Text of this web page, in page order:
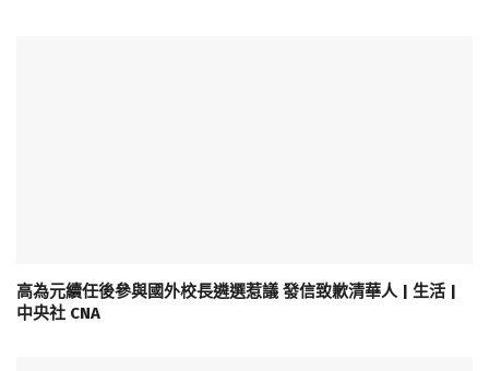
高為元續任後參與國外校長遴選惹議 發信致歉清華人 | 生活 |
中央社 CNA